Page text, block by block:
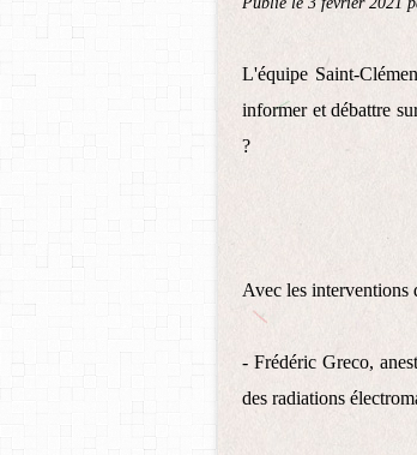
L'équipe Saint-
informer et débattre
?
Avec les interventions
- Frédéric Greco,
des radiations